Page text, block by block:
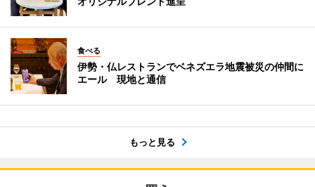
食べる
伊勢・仏レストランでベネズエラ地震被災の仲間に
エール 現地と通信
もっと見る